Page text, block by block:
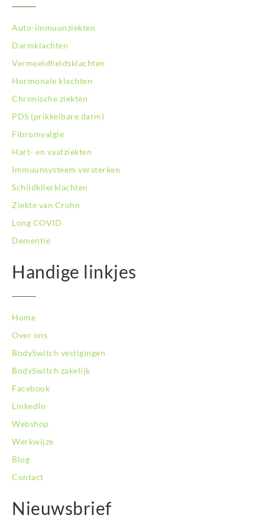
Auto-immuunziekten
Darmklachten
Vermoeidheidsklachten
Hormonale klachten
Chronische ziekten
PDS (prikkelbare darm)
Fibromyalgie
Hart- en vaatziekten
Immuunsysteem versterken
Schildklierklachten
Ziekte van Crohn
Long COVID
Dementie
Handige linkjes
Home
Over ons
BodySwitch vestigingen
BodySwitch zakelijk
Facebook
LinkedIn
Webshop
Werkwijze
Blog
Contact
Nieuwsbrief